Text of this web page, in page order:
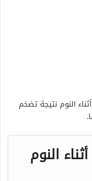
النوم نتيجة تضخم
النوم